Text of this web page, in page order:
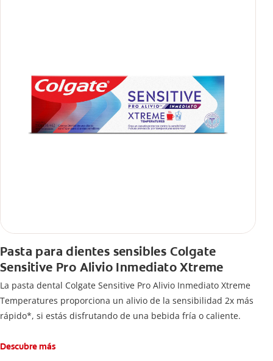
Pasta para dientes sensibles Colgate
Sensitive Pro Alivio Inmediato Xtreme
La pasta dental Colgate Sensitive Pro Alivio Inmediato Xtreme
Temperatures proporciona un alivio de la sensibilidad 2x más
rápido*, si estás disfrutando de una bebida fría o caliente.
Descubre más